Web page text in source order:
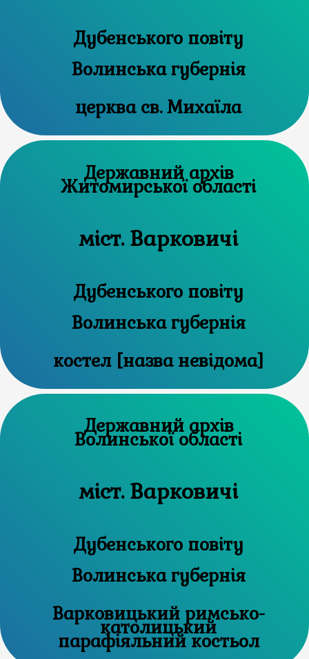
Дубенського повіту
Волинська губернія
церква св. Михаїла
Державний архів
Житомирської області
міст. Варковичі
Дубенського повіту
Волинська губернія
костел [назва невідома]
Державний архів
Волинської області
міст. Варковичі
Дубенського повіту
Волинська губернія
Варковицький римсько-
католицький
парафіяльний костьол